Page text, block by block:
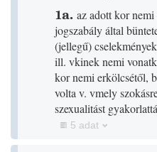
1a. az adott kor
jogszabály által
(jellegű)
ill. vkinek nemi
kor nemi erkölcsétől,
volta v. vmely
szexualitást
5 adat